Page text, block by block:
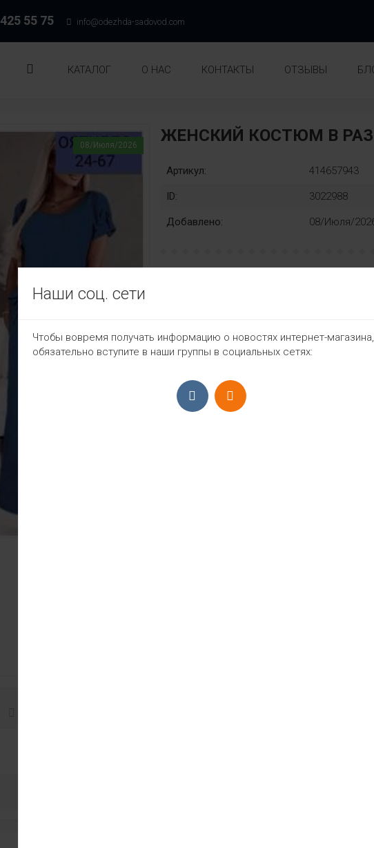
425 55 75 info@odezhda-sadovod.com
КАТАЛОГ О НАС КОНТАКТЫ ОТЗЫВЫ
08/Июля/2026 ЖЕНСКИЙ КОСТЮМ В
Артикул: 414657943
ID: 3022988
Добавлено: 08/Июля/
1197₽
ПРИЁМ ЗАКАЗОВ С 9:00-22:00,
Наши соц. сети
Чтобы вовремя получать информацию о новостях интернет-магазина,
обязательно вступите в наши группы в социальных сетях: